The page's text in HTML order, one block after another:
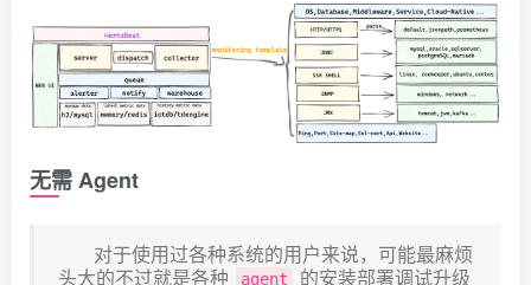
无需 Agent
对于使用过各种系统的用户来说，可能最麻烦
头大的不过就是各种
agent 的安装部署调试升级